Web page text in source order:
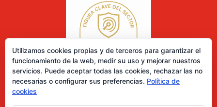
Utilizamos cookies propias y de terceros para garantizar el
funcionamiento de la web, medir su uso y mejorar nuestros
servicios. Puede aceptar todas las cookies, rechazar las no
necesarias o configurar sus preferencias. Política de
cookies